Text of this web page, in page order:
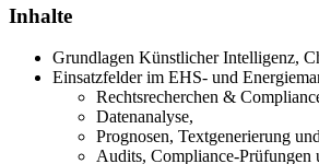
Inhalte
Grundlagen Künstlicher Intelligenz,
Einsatzfelder im EHS- und
Rechtsrecherchen &
Datenanalyse,
Prognosen, Textgenerierung
Audits, Compliance-Prüfungen